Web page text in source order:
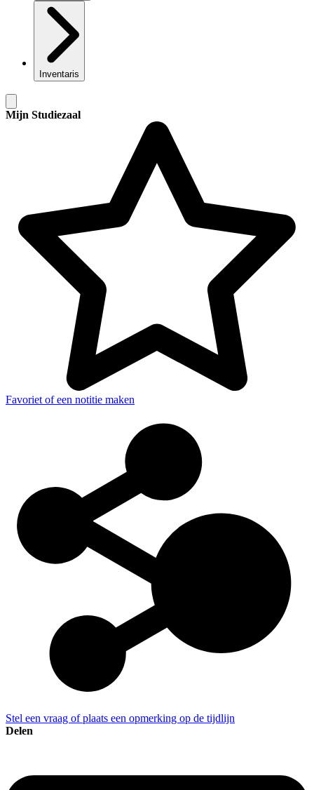
Inventaris
Mijn Studiezaal
Favoriet of een notitie maken
Stel een vraag of plaats een opmerking op de tijdlijn
Delen